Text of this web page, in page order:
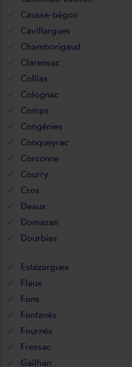
Causse-bégon
Cavillargues
Chamborigaud
Clarensac
Collias
Colognac
Comps
Congénies
Conqueyrac
Corconne
Courry
Cros
Deaux
Domazan
Dourbies
Estézargues
Flaux
Fons
Fontanès
Fournès
Fressac
Gailhan